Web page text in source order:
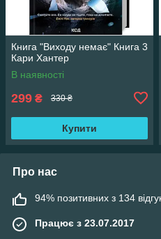
Книга "Виходу немає" Книга 3
Кари Хантер
В наявності
299 ₴ 330 ₴
Купити
Про нас
94% позитивних з 134
Працює з 23.07.2017